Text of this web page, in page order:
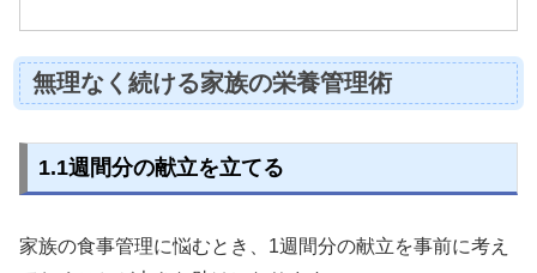
無理なく続ける家族の栄養管理術
1.1週間分の献立を立てる
家族の食事管理に悩むとき、1週間分の献立を事前に考え